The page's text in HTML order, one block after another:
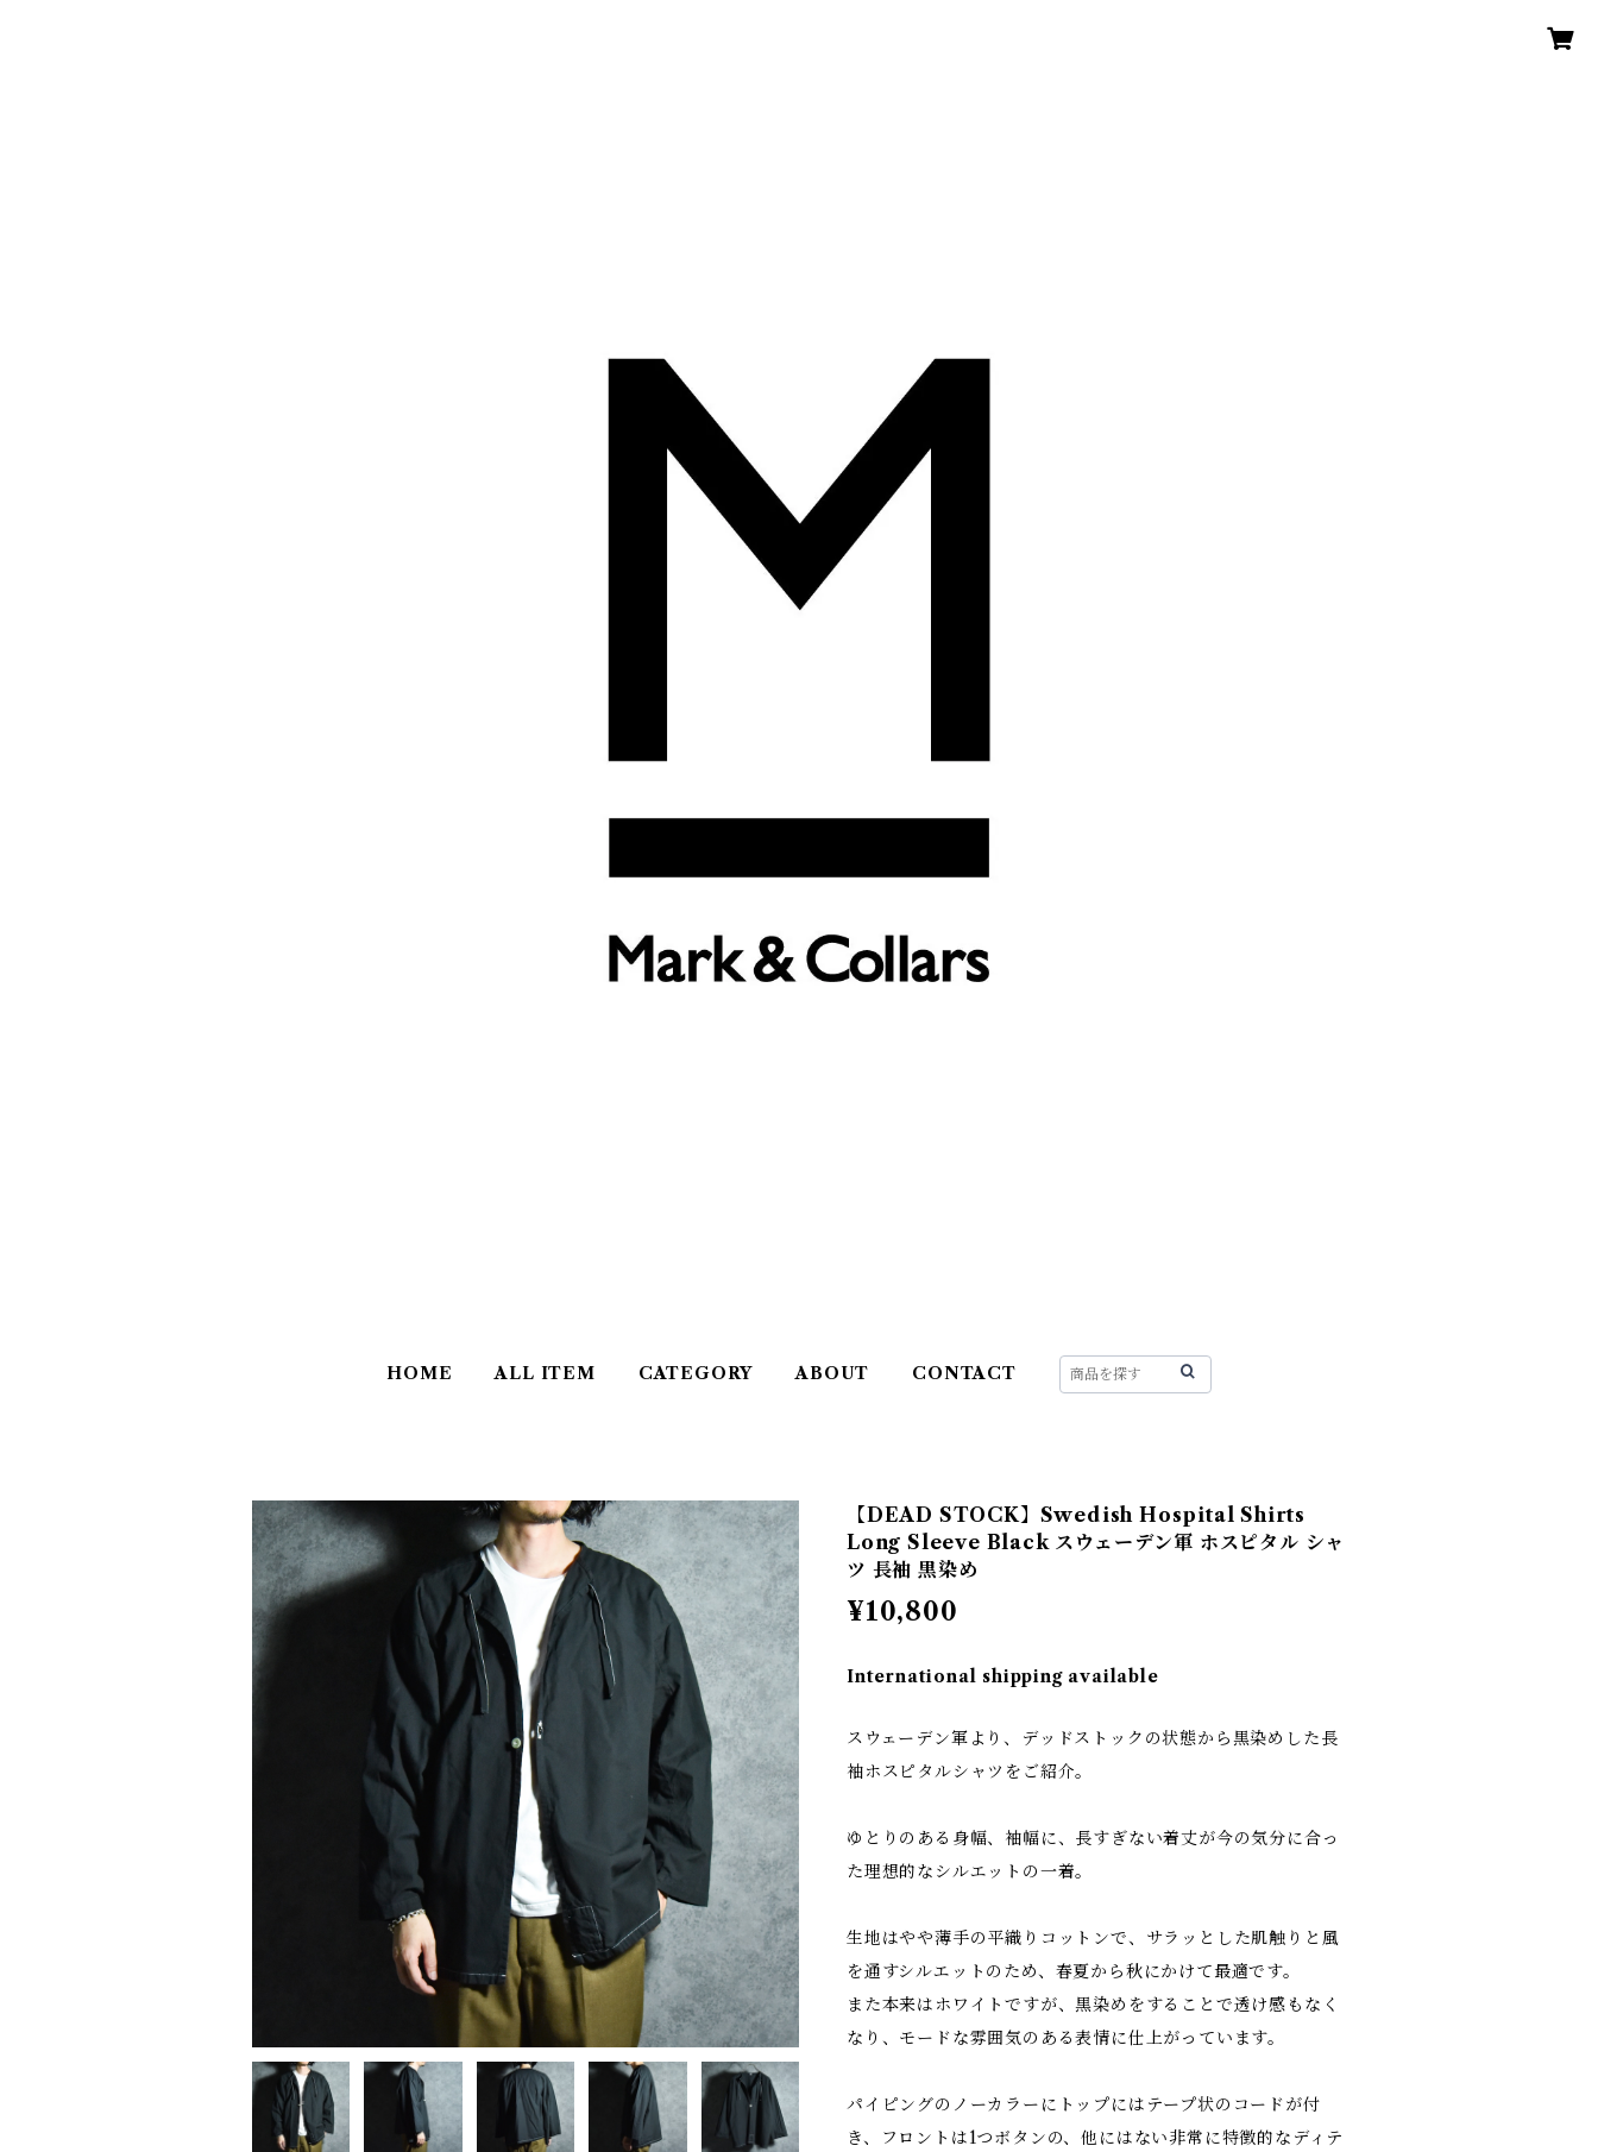
HOME ALL ITEM CATEGORY ABOUT CONTACT
【DEAD STOCK】Swedish Hospital Shirts
Long Sleeve Black スウェーデン軍 ホスピタル シャ
ツ 長袖 黒染め
¥10,800
International shipping available
スウェーデン軍より、デッドストックの状態から黒染めした長
袖ホスピタルシャツをご紹介。
ゆとりのある身幅、袖幅に、長すぎない着丈が今の気分に合っ
た理想的なシルエットの一着。
生地はやや薄手の平織りコットンで、サラッとした肌触りと風
を通すシルエットのため、春夏から秋にかけて最適です。
また本来はホワイトですが、黒染めをすることで透け感もなく
なり、モードな雰囲気のある表情に仕上がっています。
パイピングのノーカラーにトップにはテープ状のコードが付
き、フロントは1つボタンの、他にはない非常に特徴的なディテ